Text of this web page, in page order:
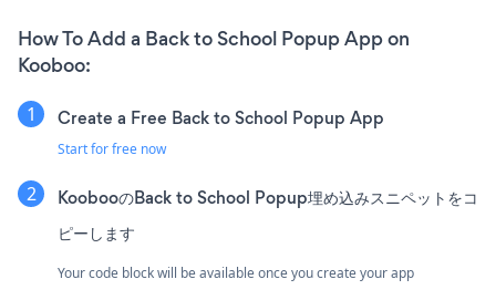
How To Add a Back to School Popup App on
Kooboo:
Create a Free Back to School Popup App
Start for free now
KoobooのBack to School Popup埋め込みスニペットをコ
ピーします
Your code block will be available once you create your app